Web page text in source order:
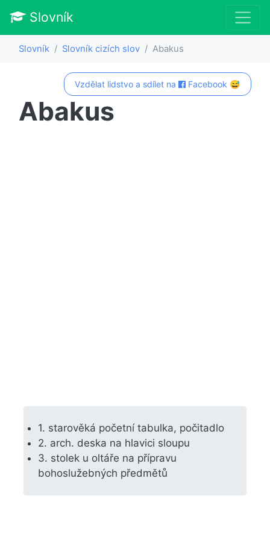
Slovník
Slovník Slovník cizích slov Abakus
Vzdělat lidstvo a sdílet na Facebook 😅
Abakus
1. starověká početní tabulka, počitadlo
2. arch. deska na hlavici sloupu
3. stolek u oltáře na přípravu
bohoslužebných předmětů